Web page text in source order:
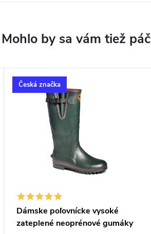
Česká značka
Dámske poľovnícke vysoké
zateplené neoprénové gumáky